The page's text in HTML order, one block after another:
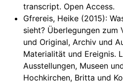
transcript. Open Access.
Gfrereis, Heike (2015):
sieht? Überlegungen zum
und Original, Archiv und
Materialität und Ereignis.
Ausstellungen, Museen
Hochkirchen, Britta und